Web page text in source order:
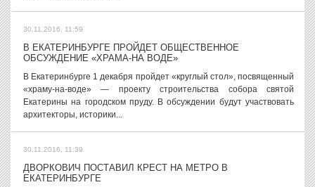
30.11.2016, 11:59
В ЕКАТЕРИНБУРГЕ ПРОЙДЕТ ОБЩЕСТВЕННОЕ
ОБСУЖДЕНИЕ «ХРАМА-НА ВОДЕ»
В Екатеринбурге 1 декабря пройдет «круглый стол», посвященный
«храму-на-воде» — проекту строительства собора святой
Екатерины на городском пруду. В обсуждении будут участвовать
архитекторы, историки...
30.11.2016, 11:39
ДВОРКОВИЧ ПОСТАВИЛ КРЕСТ НА МЕТРО В
ЕКАТЕРИНБУРГЕ